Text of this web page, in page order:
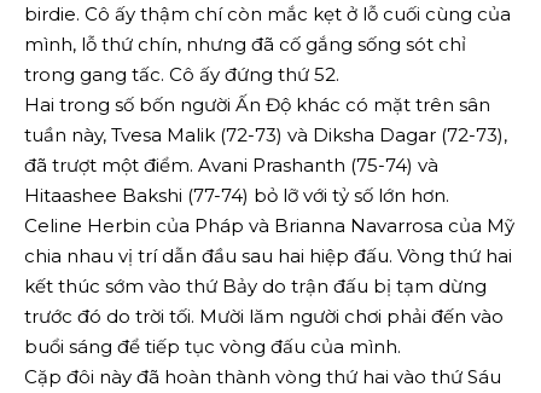
birdie. Cô ấy thậm chí còn mắc kẹt ở lỗ cuối cùng của
mình, lỗ thứ chín, nhưng đã cố gắng sống sót chỉ
trong gang tấc. Cô ấy đứng thứ 52.
Hai trong số bốn người Ấn Độ khác có mặt trên sân
tuần này, Tvesa Malik (72-73) và Diksha Dagar (72-73),
đã trượt một điểm. Avani Prashanth (75-74) và
Hitaashee Bakshi (77-74) bỏ lỡ với tỷ số lớn hơn.
Celine Herbin của Pháp và Brianna Navarrosa của Mỹ
chia nhau vị trí dẫn đầu sau hai hiệp đấu. Vòng thứ hai
kết thúc sớm vào thứ Bảy do trận đấu bị tạm dừng
trước đó do trời tối. Mười lăm người chơi phải đến vào
buổi sáng để tiếp tục vòng đấu của mình.
Cặp đôi này đã hoàn thành vòng thứ hai vào thứ Sáu